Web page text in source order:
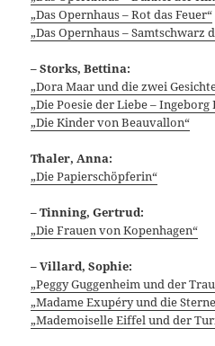
„Das Opernhaus – Rot das Feuer“
„Das Opernhaus – Samtschwarz
– Storks, Bettina:
„Dora Maar und die zwei
„Die Poesie der Liebe –
„Die Kinder von Beauvallon“
Thaler, Anna:
„Die Papierschöpferin“
– Tinning, Gertrud:
„Die Frauen von Kopenhagen“
– Villard, Sophie:
„Peggy Guggenheim und der
„Madame Exupéry und die
„Mademoiselle Eiffel und der